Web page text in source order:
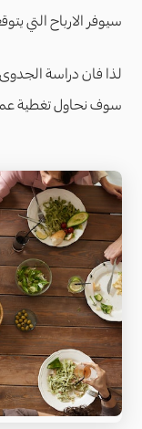
سيوفر الارباح التي
لذا فان دراسة
سوف نحاول تغطية